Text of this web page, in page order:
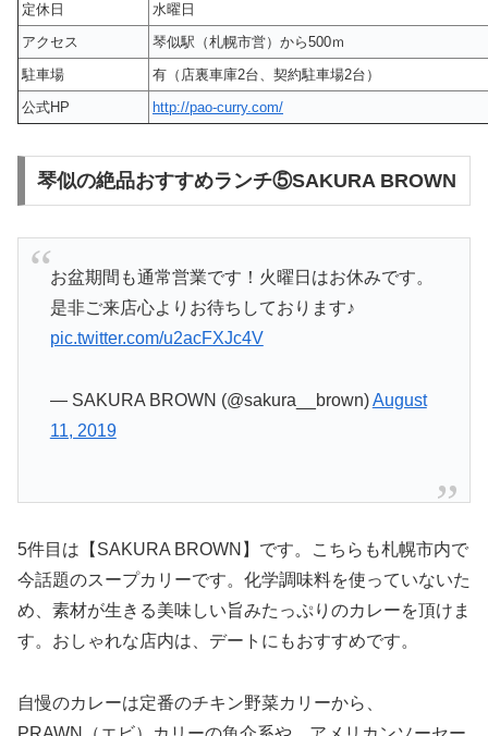
定休日
水曜日
アクセス
琴似駅（札幌市営）から500ｍ
駐車場
有（店裏車庫2台、契約駐車場2台）
公式HP
http://pao-curry.com/
琴似の絶品おすすめランチ⑤SAKURA BROWN
お盆期間も通常営業です！火曜日はお休みです。
是非ご来店心よりお待ちしております♪
pic.twitter.com/u2acFXJc4V
— SAKURA BROWN (@sakura__brown)August
11, 2019
5件目は【SAKURA BROWN】です。こちらも札幌市内で
今話題のスープカリーです。化学調味料を使っていないた
め、素材が生きる美味しい旨みたっぷりのカレーを頂けま
す。おしゃれな店内は、デートにもおすすめです。
自慢のカレーは定番のチキン野菜カリーから、